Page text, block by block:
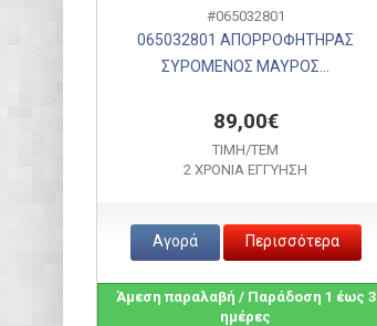
#065032801
065032801 ΑΠΟΡΡΟΦΗΤΗΡΑΣ
ΣΥΡΟΜΕΝΟΣ ΜΑΥΡΟΣ...
89,00€
ΤΙΜH/ΤΕΜ
2 ΧΡΟΝΙΑ ΕΓΓΥΗΣΗ
Αγορά Περισσότερα
Άμεση παραλαβή / Παράδοση 1 έως 3
ημέρες